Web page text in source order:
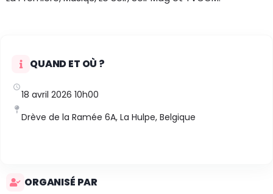
QUAND ET OÙ ?
18 avril 2026 10h00
Drève de la Ramée 6A, La Hulpe, Belgique
ORGANISÉ PAR